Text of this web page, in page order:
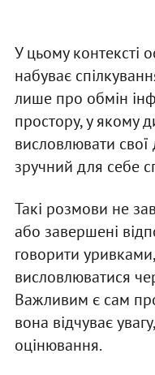
У цьому контексті
набуває
лише про обмін
простору, у якому
висловлювати
зручний для себе
Такі розмови не
або завершені
говорити
висловлюватися
Важливим є сам
вона відчуває
оцінювання.